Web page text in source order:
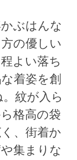
ぶはんな
の優しい
よい落ち
着姿を創
紋が入ら
格高の袋
、街着か
集まりな